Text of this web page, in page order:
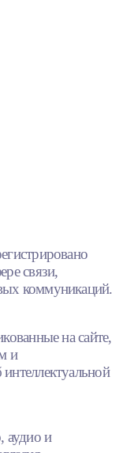
связи,
коммуникаций.
на сайте,
и
аудио и